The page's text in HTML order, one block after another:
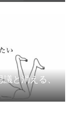
議と消える、